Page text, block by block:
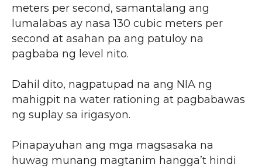
meters per second, samantalang ang
lumalabas ay nasa 130 cubic meters per
second at asahan pa ang patuloy na
pagbaba ng level nito.
Dahil dito, nagpatupad na ang NIA ng
mahigpit na water rationing at pagbabawas
ng suplay sa irigasyon.
Pinapayuhan ang mga magsasaka na
huwag munang magtanim hangga’t hindi